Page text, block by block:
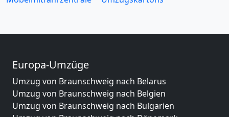
Europa-Umzüge
Umzug von Braunschweig nach Belarus
Umzug von Braunschweig nach Belgien
Umzug von Braunschweig nach Bulgarien